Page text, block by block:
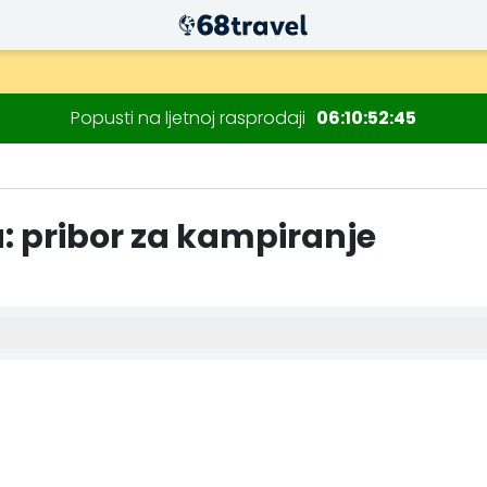
Popusti na ljetnoj rasprodaji 06 10 52 43
pribor za kampiranje
Traži